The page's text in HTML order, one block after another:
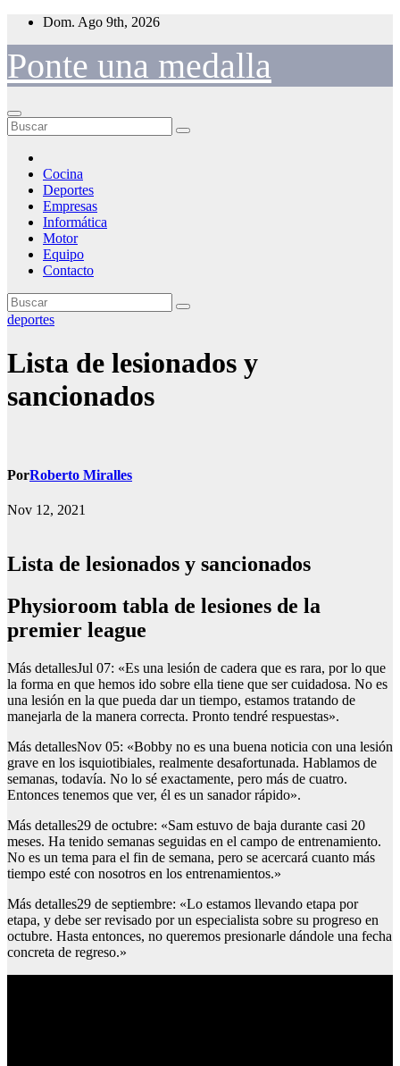
Saltar
contenido
Dom. Ago 9th, 2026
Ponte una medalla
Cocina
Deportes
Empresas
Informática
Motor
Equipo
Contacto
deportes
Lista de lesionados y
sancionados
PorRoberto Miralles
Nov 12, 2021
Lista de lesionados y sancionados
physioroom tabla de lesiones de la
premier league
Más detallesJul 07: «Es una lesión de cadera que es rara, por lo que
la forma en que hemos ido sobre ella tiene que ser cuidadosa. No es
una lesión en la que pueda dar un tiempo, estamos tratando de
manejarla de la manera correcta. Pronto tendré respuestas».
Más detallesNov 05: «Bobby no es una buena noticia con una lesión
grave en los isquiotibiales, realmente desafortunada. Hablamos de
semanas, todavía. No lo sé exactamente, pero más de cuatro.
Entonces tenemos que ver, él es un sanador rápido».
Más detalles29 de octubre: «Sam estuvo de baja durante casi 20
meses. Ha tenido semanas seguidas en el campo de entrenamiento.
No es un tema para el fin de semana, pero se acercará cuanto más
tiempo esté con nosotros en los entrenamientos.»
Más detalles29 de septiembre: «Lo estamos llevando etapa por
etapa, y debe ser revisado por un especialista sobre su progreso en
octubre. Hasta entonces, no queremos presionarle dándole una fecha
concreta de regreso.»